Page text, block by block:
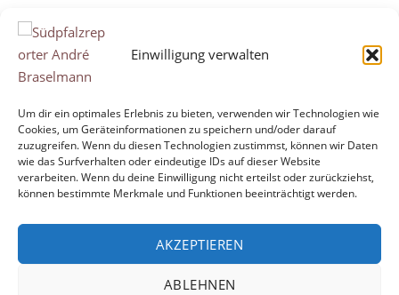
Einwilligung verwalten
Um dir ein optimales Erlebnis zu bieten, verwenden wir Technologien wie
Cookies, um Geräteinformationen zu speichern und/oder darauf
zuzugreifen. Wenn du diesen Technologien zustimmst, können wir Daten
wie das Surfverhalten oder eindeutige IDs auf dieser Website
verarbeiten. Wenn du deine Einwilligung nicht erteilst oder zurückziehst,
können bestimmte Merkmale und Funktionen beeinträchtigt werden.
AKZEPTIEREN
ABLEHNEN
SCHREIBE EINEN KOMMENTAR
Du musstangemeldetsein, um einen Kommentar
abzugeben.